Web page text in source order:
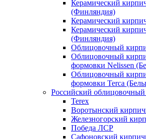
Керамический
(Финляндия)
Керамический
Керамический
(Финляндия)
Облицовочный
Облицовочный
формовки Nelissen
Облицовочный
формовки Terca
Российский
Terex
Воротынский
Железногорский
Победа ЛСР
Сафоновский